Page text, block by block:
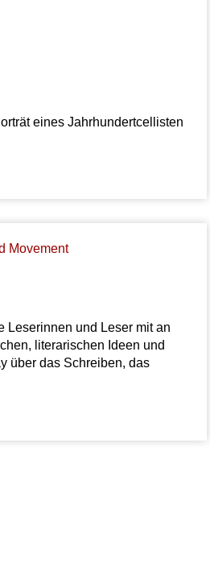
eines Jahrhundertcellisten
Leserinnen und Leser mit an
literarischen Ideen und
über das Schreiben, das